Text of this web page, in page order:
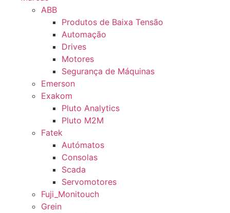
ABB
Produtos de Baixa Tensão
Automação
Drives
Motores
Segurança de Máquinas
Emerson
Exakom
Pluto Analytics
Pluto M2M
Fatek
Autómatos
Consolas
Scada
Servomotores
Fuji_Monitouch
Grein